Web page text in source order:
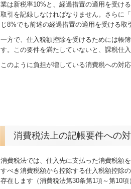
業は新税率10%と、経過措置の適用を受け
取引を記録しなければなりません。さらに
じ8%でも前述の経過措置の適用を受ける取
一方で、仕入税額控除を受けるためには帳
す。この要件を満たしていないと、課税仕
このように負担が増している消費税への対
消費税法上の記帳要件への
消費税法では、仕入先に支払った消費税額
すべき消費税額から控除する仕入税額控除
存在します（消費税法第30条第1項～第10項